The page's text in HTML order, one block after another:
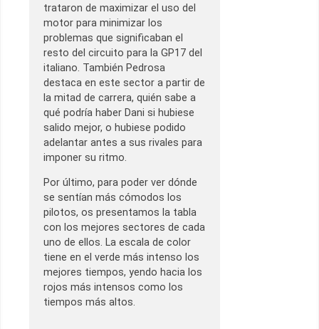
trataron de maximizar el uso del
motor para minimizar los
problemas que significaban el
resto del circuito para la GP17 del
italiano. También Pedrosa
destaca en este sector a partir de
la mitad de carrera, quién sabe a
qué podría haber Dani si hubiese
salido mejor, o hubiese podido
adelantar antes a sus rivales para
imponer su ritmo.
Por último, para poder ver dónde
se sentían más cómodos los
pilotos, os presentamos la tabla
con los mejores sectores de cada
uno de ellos. La escala de color
tiene en el verde más intenso los
mejores tiempos, yendo hacia los
rojos más intensos como los
tiempos más altos.